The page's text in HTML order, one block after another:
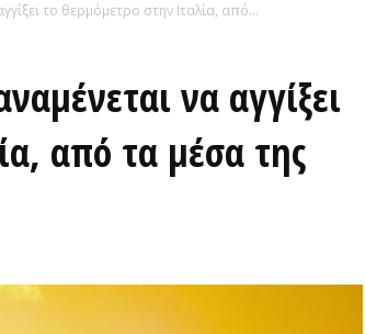
το θερμόμετρο στην Ιταλία, από...
να αγγίξει
από τα μέσα της